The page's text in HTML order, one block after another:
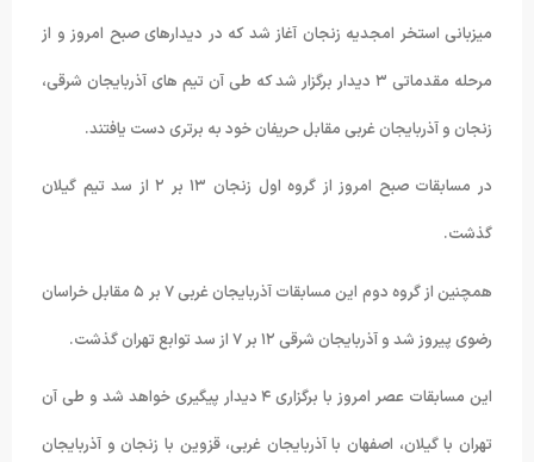
میزبانی استخر امجدیه زنجان آغاز شد که در دیدارهای صبح امروز و از
مرحله مقدماتی ٣ دیدار برگزار شد که طی آن تیم های آذربایجان شرقی،
زنجان و آذربایجان غربی مقابل حریفان خود به برتری دست یافتند.
در مسابقات صبح امروز از گروه اول زنجان ١٣ بر ٢ از سد تیم گیلان
گذشت.
همچنین از گروه دوم این مسابقات آذربایجان غربی ٧ بر ۵ مقابل خراسان
رضوی پیروز شد و آذربایجان شرقی ١٢ بر ٧ از سد توابع تهران گذشت.
این مسابقات عصر امروز با برگزاری ۴ دیدار پیگیری خواهد شد و طی آن
تهران با گیلان، اصفهان با آذربایجان غربی، قزوین با زنجان و آذربایجان